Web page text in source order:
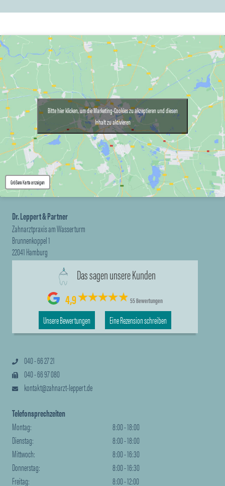
Bitte hier klicken, um die Marketing-Cookies zu akzeptieren und diesen
Inhalt zu aktivieren
Größere Karte anzeigen
Dr. Leppert & Partner
Zahnarztpraxis am Wasserturm
Brunnenkoppel 1
22041 Hamburg
Das sagen unsere Kunden
4,9 55 Bewertungen
Unsere Bewertungen Eine Rezension schreiben
040 - 66 27 21
040 - 66 97 080
kontakt@zahnarzt-leppert.de
Telefonsprechzeiten
Montag:
8:00 - 18:00
Dienstag:
8:00 - 18:00
Mittwoch:
8:00 - 16:30
Donnerstag:
8:00 - 16:30
Freitag:
8:00 - 12:00